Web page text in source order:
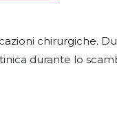
chirurgiche.
durante lo